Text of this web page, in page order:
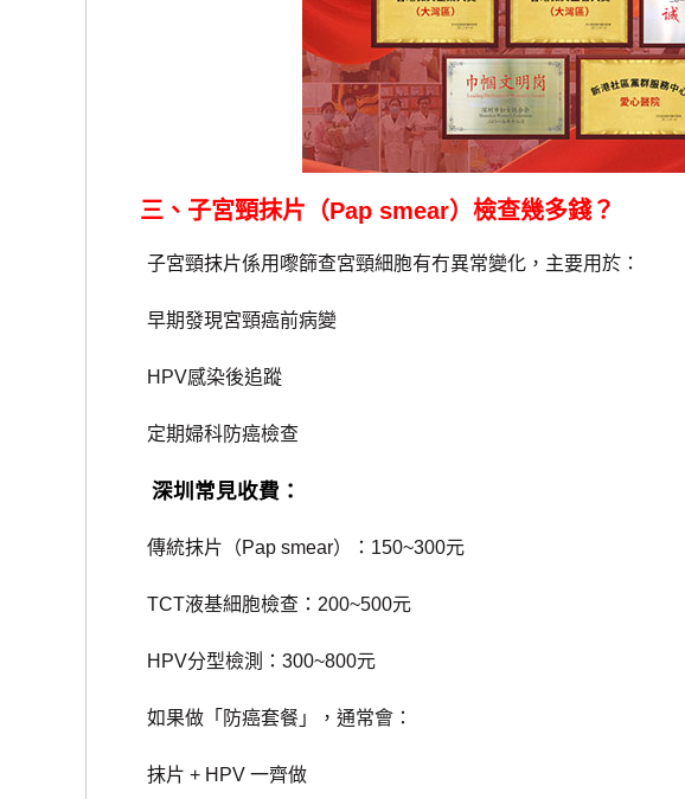
三、子宮頸抹片（Pap smear）檢查幾多錢？
子宮頸抹片係用嚟篩查宮頸細胞有冇異常變化，主要用於：
早期發現宮頸癌前病變
HPV感染後追蹤
定期婦科防癌檢查
深圳常見收費：
傳統抹片（Pap smear）：150~300元
TCT液基細胞檢查：200~500元
HPV分型檢測：300~800元
如果做「防癌套餐」，通常會：
抹片 + HPV 一齊做